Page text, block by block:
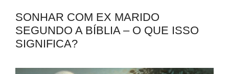
SONHAR COM EX MARIDO
SEGUNDO A BÍBLIA – O QUE ISSO
SIGNIFICA?